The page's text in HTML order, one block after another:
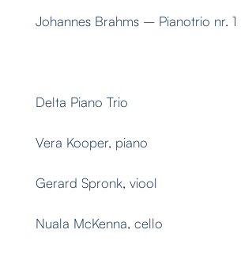
Johannes Brahms – Pianotrio nr.
Delta Piano Trio
Vera Kooper, piano
Gerard Spronk, viool
Nuala McKenna, cello